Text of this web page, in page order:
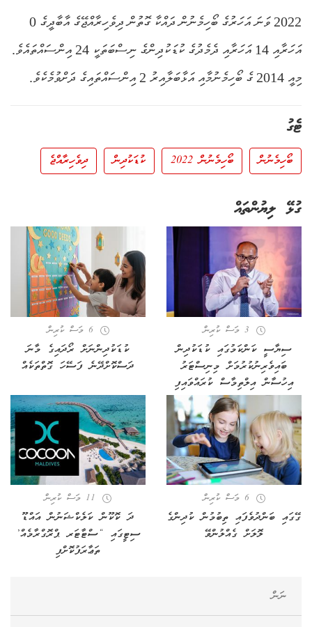
2022 ވަނަ އަހަރުގެ ބޯހިމެނުން ދައްކާ ގޮތުން ދިވެހިރާއްޖޭގެ އާބާދީގެ 0
އަހަރާއި 14 އަހަރާއި ދެމެދުގެ ކުޑަކުދިންގެ ނިސްބަތަކީ 24 އިންސައްތައެވެ.
މިއީ 2014 ގެ ބޯހިމެނުމާއި އަޅާބަލާއިރު 2 އިންސައްތައިގެ ދަށްވުމެކެވެ.
ޓެގު
ބޯހިމެނުން ބޯހިމެނުން 2022 ކުޑަކުދިން ދިވެހިރާއްޖެ
ގުޅޭ ލިޔުންތައް
3 މަސް ކުރިން
ސިޔާސީ ކަންކަމުގައި ކުޑަކުދިން
ބައިވެރިނުކުރުމަށް މިނިސްޓަރު
އިހުސާން އިލްތިމާސް ކުރައްވައިފި
6 މަސް ކުރިން
ކުޑަކުދިންނަށް ރޯދައިގެ މާނަ
ދަސްކޮށްދޭނެ ފަސޭހަ ގޮތްތަކެއް
6 މަސް ކުރިން
ގޭގައި ބަންދުވެފައި ތިބުމުން ކުދިންގެ
ލޮލަށް ގެއްލުންވޭ
11 މަސް ކުރިން
​ދަ ކޮކޫން ކަލެކްޝަނުން އައްޑޫ
ސިޓީގައި “ސްޓާޓަރ ޕްރޮގްރާމެއް’
ތަޢާރަފުކޮށްފި